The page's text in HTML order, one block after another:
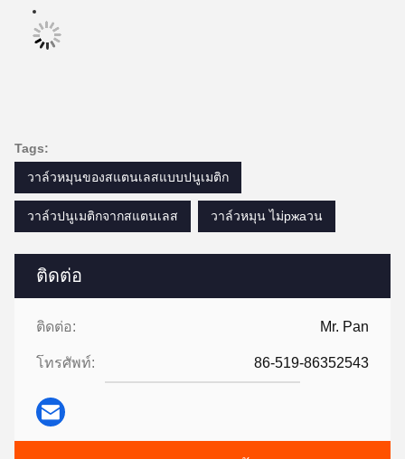
ติดต่อ
ติดต่อ: Mr. Pan
โทรศัพท์: 86-519-86352543
Tags:
วาล์วหมุนของสแตนเลสแบบปนูเมติก
วาล์วปนูเมติกจากสแตนเลส วาล์วหมุน ไม่ржаวน